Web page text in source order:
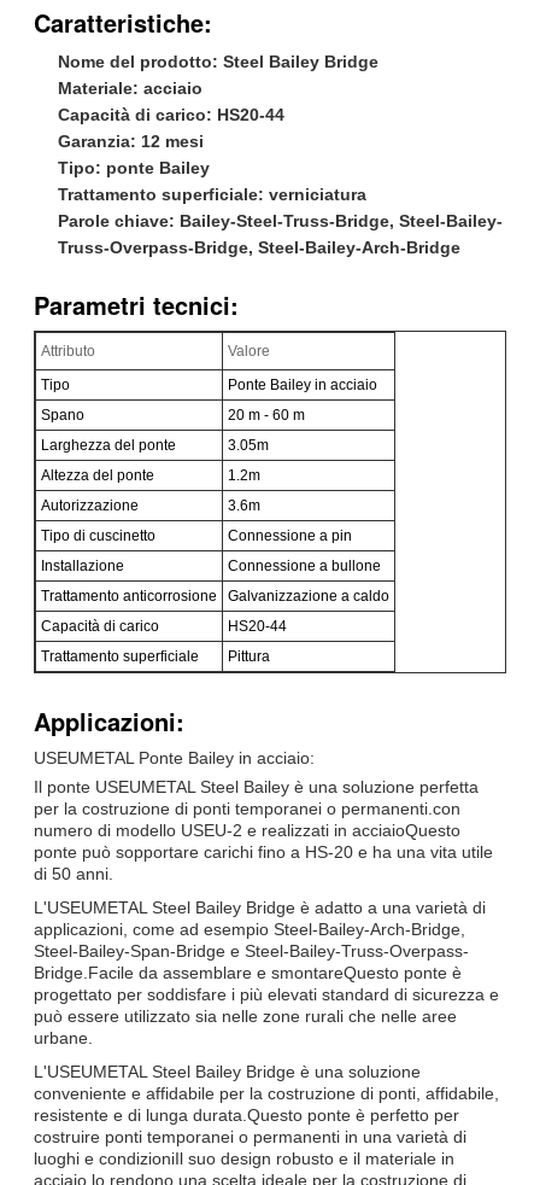
Caratteristiche:
Nome del prodotto: Steel Bailey Bridge
Materiale: acciaio
Capacità di carico: HS20-44
Garanzia: 12 mesi
Tipo: ponte Bailey
Trattamento superficiale: verniciatura
Parole chiave: Bailey-Steel-Truss-Bridge, Steel-Bailey-
Truss-Overpass-Bridge, Steel-Bailey-Arch-Bridge
Parametri tecnici:
Attributo
Valore
Tipo
Ponte Bailey in acciaio
Spano
20 m - 60 m
Larghezza del ponte
3.05m
Altezza del ponte
1.2m
Autorizzazione
3.6m
Tipo di cuscinetto
Connessione a pin
Installazione
Connessione a bullone
Trattamento anticorrosione
Galvanizzazione a caldo
Capacità di carico
HS20-44
Trattamento superficiale
Pittura
Applicazioni:
USEUMETAL Ponte Bailey in acciaio:
Il ponte USEUMETAL Steel Bailey è una soluzione perfetta
per la costruzione di ponti temporanei o permanenti.con
numero di modello USEU-2 e realizzati in acciaioQuesto
ponte può sopportare carichi fino a HS-20 e ha una vita utile
di 50 anni.
L'USEUMETAL Steel Bailey Bridge è adatto a una varietà di
applicazioni, come ad esempio Steel-Bailey-Arch-Bridge,
Steel-Bailey-Span-Bridge e Steel-Bailey-Truss-Overpass-
Bridge.Facile da assemblare e smontareQuesto ponte è
progettato per soddisfare i più elevati standard di sicurezza e
può essere utilizzato sia nelle zone rurali che nelle aree
urbane.
L'USEUMETAL Steel Bailey Bridge è una soluzione
conveniente e affidabile per la costruzione di ponti, affidabile,
resistente e di lunga durata.Questo ponte è perfetto per
costruire ponti temporanei o permanenti in una varietà di
luoghi e condizioniIl suo design robusto e il materiale in
acciaio lo rendono una scelta ideale per la costruzione di